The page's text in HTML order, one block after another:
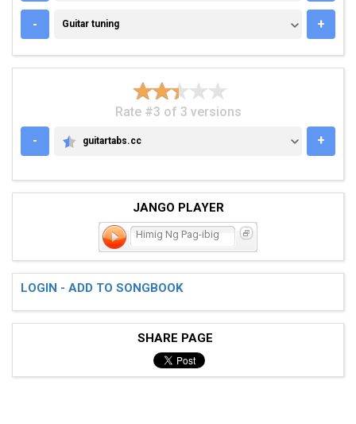
- GUITAR TUNING
Guitar tuning +
Rate #3 of 3 versions
-
GUITARTABS.CC
guitartabs.cc +
JANGO PLAYER
Himig Ng Pag-ibig
LOGIN - ADD TO SONGBOOK
SHARE PAGE